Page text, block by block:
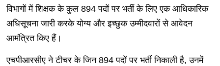
विभागों में शिक्षक के कुल 894 पदों पर भर्ती के लिए एक आधिकारिक
अधिसूचना जारी करके योग्य और इच्छुक उम्मीदवारों से आवेदन
आमंत्रित किए हैं।
एचपीआरसीए ने टीचर के जिन 894 पदों पर भर्ती निकाली है, उनमें